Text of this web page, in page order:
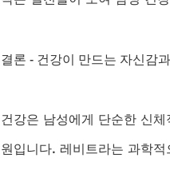
결론 - 건강이 만드는 자신감
건강은 남성에게 단순한 신
원입니다. 레비트라는 과학